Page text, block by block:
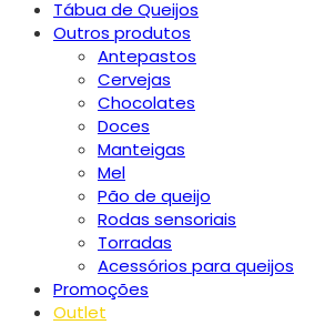
Tábua de Queijos
Outros produtos
Antepastos
Cervejas
Chocolates
Doces
Manteigas
Mel
Pão de queijo
Rodas sensoriais
Torradas
Acessórios para queijos
Promoções
Outlet